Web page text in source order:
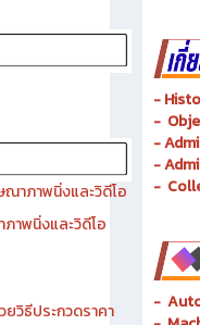
งการศึกษา ๒๕๖๙
ภูมิภาค
ภาพนิ่งและวิดีโอ
าพนิ่งและวิดีโอ
-
-
-